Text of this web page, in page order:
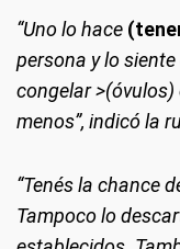
“Uno lo hace
persona y lo
congelar >(óvulos)
menos”, indicó la
“Tenés la chance
Tampoco lo